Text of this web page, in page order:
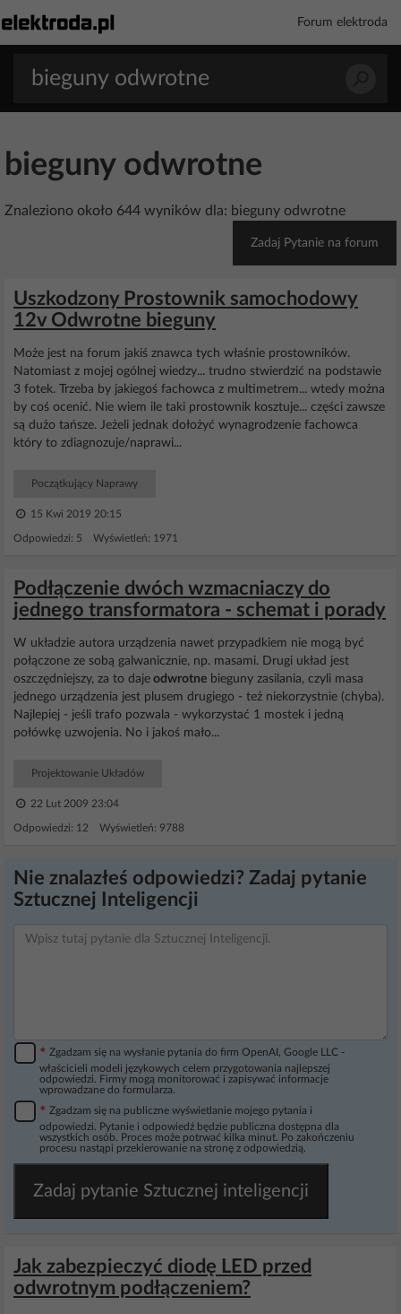
Forum elektroda
bieguny odwrotne
Znaleziono około 644 wyników dla: bieguny odwrotne
Zadaj Pytanie na forum
Uszkodzony Prostownik samochodowy
12v Odwrotne bieguny
Może jest na forum jakiś znawca tych właśnie prostowników.
Natomiast z mojej ogólnej wiedzy... trudno stwierdzić na podstawie
3 fotek. Trzeba by jakiegoś fachowca z multimetrem... wtedy można
by coś ocenić. Nie wiem ile taki prostownik kosztuje... części zawsze
są dużo tańsze. Jeżeli jednak dołożyć wynagrodzenie fachowca
który to zdiagnozuje/naprawi...
Początkujący Naprawy
15 Kwi 2019 20:15
Odpowiedzi: 5 Wyświetleń: 1971
Podłączenie dwóch wzmacniaczy do
jednego transformatora - schemat i porady
W układzie autora urządzenia nawet przypadkiem nie mogą być
połączone ze sobą galwanicznie, np. masami. Drugi układ jest
oszczędniejszy, za to daje odwrotne bieguny zasilania, czyli masa
jednego urządzenia jest plusem drugiego - też niekorzystnie (chyba).
Najlepiej - jeśli trafo pozwala - wykorzystać 1 mostek i jedną
połówkę uzwojenia. No i jakoś mało...
Projektowanie Układów
22 Lut 2009 23:04
Odpowiedzi: 12 Wyświetleń: 9788
Nie znalazłeś odpowiedzi? Zadaj pytanie
Sztucznej Inteligencji
* Zgadzam się na wysłanie pytania do firm OpenAI, Google LLC -
właścicieli modeli językowych celem przygotowania najlepszej
odpowiedzi. Firmy mogą monitorować i zapisywać informacje
wprowadzane do formularza.
* Zgadzam się na publiczne wyświetlanie mojego pytania i
odpowiedzi. Pytanie i odpowiedź będzie publiczna dostępna dla
wszystkich osób. Proces może potrwać kilka minut. Po zakończeniu
procesu nastąpi przekierowanie na stronę z odpowiedzią.
Zadaj pytanie Sztucznej inteligencji
Jak zabezpieczyć diodę LED przed
odwrotnym podłączeniem?